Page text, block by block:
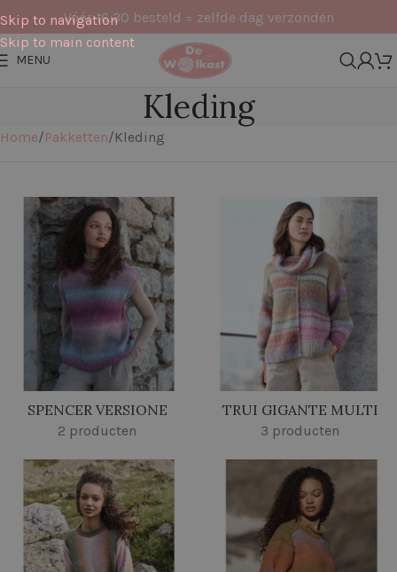
Skip to navigation
Skip to main content
Vóór 16:30 besteld = zelfde dag verzonden
MENU
Kleding
Home Pakketten Kleding
SPENCER VERSIONE
2 producten
TRUI GIGANTE MULTI
3 producten